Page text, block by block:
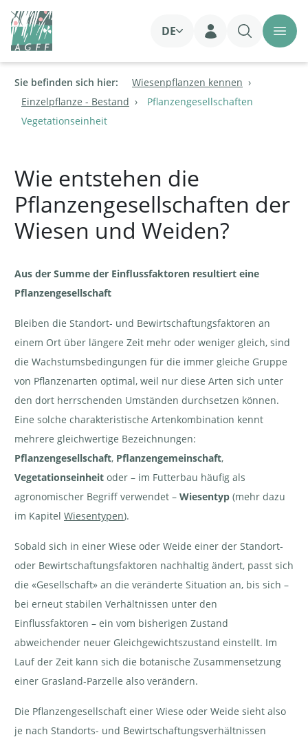
DE
Login
Sie befinden sich hier:
Wiesenpflanzen kennen
Einzelpflanze - Bestand
Pflanzengesellschaften
Vegetationseinheit
Wie entstehen die
Pflanzengesellschaften der
Wiesen und Weiden?
Aus der Summe der Einflussfaktoren resultiert eine
Pflanzengesellschaft
Bleiben die Standort- und Bewirtschaftungsfaktoren an
einem Ort über längere Zeit mehr oder weniger gleich, sind
die Wachstumsbedingungen für die immer gleiche Gruppe
von Pflanzenarten optimal, weil nur diese Arten sich unter
den dort herrschenden Umständen durchsetzen können.
Eine solche charakteristische Artenkombination kennt
mehrere gleichwertige Bezeichnungen:
Pflanzengesellschaft, Pflanzengemeinschaft,
Vegetationseinheit oder – im Futterbau häufig als
agronomischer Begriff verwendet – Wiesentyp (mehr dazu
im Kapitel Wiesentypen).
Sobald sich in einer Wiese oder Weide einer der Standort-
oder Bewirtschaftungsfaktoren nachhaltig ändert, passt sich
die «Gesellschaft» an die veränderte Situation an, bis sich –
bei erneut stabilen Verhältnissen unter den
Einflussfaktoren – ein vom bisherigen Zustand
abweichender neuer Gleichgewichtszustand einstellt. Im
Lauf der Zeit kann sich die botanische Zusammensetzung
einer Grasland-Parzelle also verändern.
Die Pflanzengesellschaft einer Wiese oder Weide sieht also
je nach Standorts- und Bewirtschaftungsverhältnissen